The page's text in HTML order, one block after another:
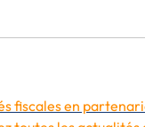
fiscales en